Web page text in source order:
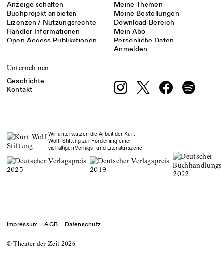
Anzeige schalten
Buchprojekt anbieten
Lizenzen / Nutzungsrechte
Händler Informationen
Open Access Publikationen
Meine Themen
Meine Bestellungen
Download-Bereich
Mein Abo
Persönliche Daten
Anmelden
Unternehmen
Geschichte
Kontakt
Wir unterstützen die Arbeit der Kurt
Wolff Stiftung zur Förderung einer
vielfältigen Verlags- und Literaturszene
© Theater der Zeit 2026
Impressum AGB Datenschutz